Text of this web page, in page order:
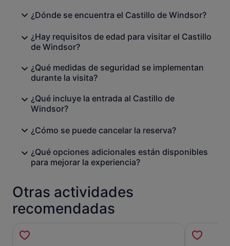
¿Dónde se encuentra el Castillo de Windsor?
¿Hay requisitos de edad para visitar el Castillo
de Windsor?
¿Qué medidas de seguridad se implementan
durante la visita?
¿Qué incluye la entrada al Castillo de
Windsor?
¿Cómo se puede cancelar la reserva?
¿Qué opciones adicionales están disponibles
para mejorar la experiencia?
Otras actividades
recomendadas